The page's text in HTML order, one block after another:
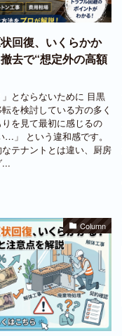
回復、いくらかか
去で“想定外の高額
」とならないために 目黒
を検討している方の多く
を見て最初に感じるの
」 という違和感です。
テナントとは違い、厨房
...
Column